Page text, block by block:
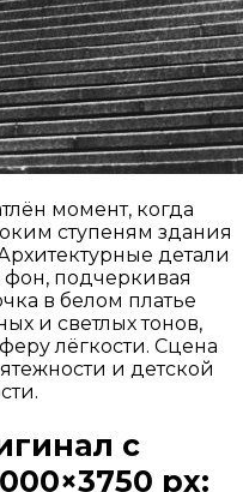
момент, когда
ступеням здания
детали
подчеркивая
в белом платье
и светлых тонов,
лёгкости. Сцена
и детской
с
px: